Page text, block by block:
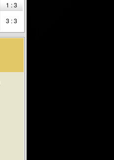
1 : 3
3 : 3